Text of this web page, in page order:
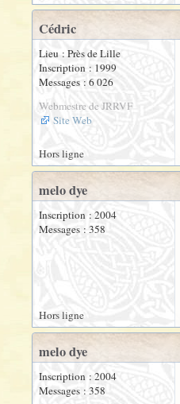
Cédric
Lieu : Près de Lille
Inscription : 1999
Messages : 6 026
Webmestre de JRRVF
Site Web
Hors ligne
melo dye
Inscription : 2004
Messages : 358
Hors ligne
melo dye
Inscription : 2004
Messages : 358